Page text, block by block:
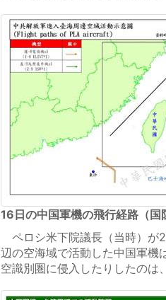
16日の中国軍機の飛行経路（国
ペロシ米下院議長（当時）が
辺の空海域で活動した中国軍機
空識別圏に侵入したりしたのは